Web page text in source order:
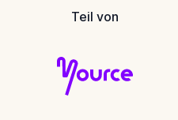
Teil von